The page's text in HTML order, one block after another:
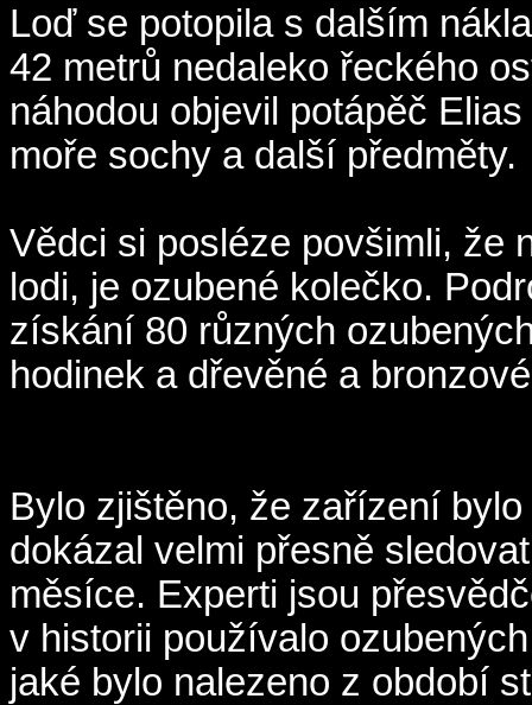
Loď se potopila s dalším
42 metrů nedaleko řeckého
náhodou objevil potápěč
moře sochy a další předměty.
Vědci si posléze povšimli, že
lodi, je ozubené kolečko.
získání 80 různých
hodinek a dřevěné a
Bylo zjištěno, že zařízení
dokázal velmi přesně
měsíce. Experti jsou
v historii používalo
jaké bylo nalezeno z období